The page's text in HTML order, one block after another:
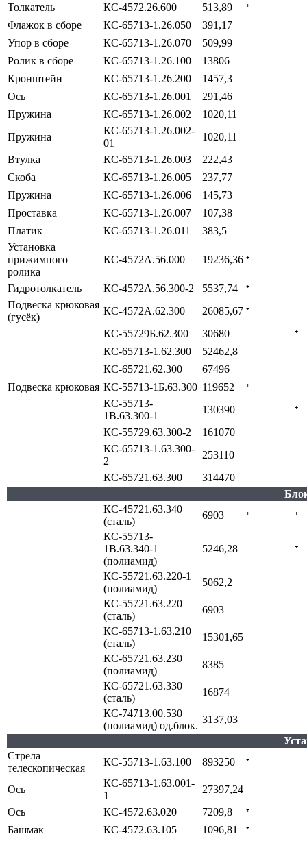
Толкатель
КС-4572.26.600 513,89
⁺
Флажок в сборе
КС-65713-1.26.050
391,17
Упор в сборе
КС-65713-1.26.070
509,99
Ролик в сборе
КС-65713-1.26.100
13806
Кронштейн
КС-65713-1.26.200
1457,3
Ось
КС-65713-1.26.001
291,46
Пружина
КС-65713-1.26.002
1020,11
Пружина
КС-65713-1.26.002-
01
1020,11
Втулка
КС-65713-1.26.003
222,43
Скоба
КС-65713-1.26.005
237,77
Пружина
КС-65713-1.26.006
145,73
Проставка
КС-65713-1.26.007
107,38
Платик
КС-65713-1.26.011
383,5
Установка
прижимного
ролика
КС-4572А.56.000 19236,36 ⁺
Гидротолкатель КС-4572А.56.300-2 5537,74
⁺
Подвеска крюковая
(гусёк)
КС-4572А.62.300 26085,67 ⁺
КС-55729Б.62.300
30680
⁺
КС-65713-1.62.300
52462,8
КС-65721.62.300
67496
Подвеска крюковая КС-55713-1Б.63.300 119652
⁺
КС-55713-
1В.63.300-1
130390
⁺
КС-55729.63.300-2
161070
КС-65713-1.63.300-
2
253110
КС-65721.63.300
314470
КС-45721.63.340
(сталь)
6903 ⁺
⁺
КС-55713-
1В.63.340-1
(полиамид)
5246,28 ⁺
КС-55721.63.220-1
(полиамид)
5062,2
КС-55721.63.220
(сталь)
6903
КС-65713-1.63.210
(сталь)
15301,65
КС-65721.63.230
(полиамид)
8385
КС-65721.63.330
(сталь)
16874
КС-74713.00.530
(полиамид) од.блок.
3137,03
Стрела
телескопическая
КС-55713-1.63.100 893250 ⁺
Ось
КС-65713-1.63.001-
1
27397,24
Ось
КС-4572.63.020 7209,8
⁺
Башмак
КС-4572.63.105 1096,81 ⁺